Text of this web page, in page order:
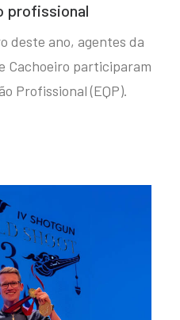
profissional
deste ano, agentes da
Cachoeiro participaram
Profissional (EQP).